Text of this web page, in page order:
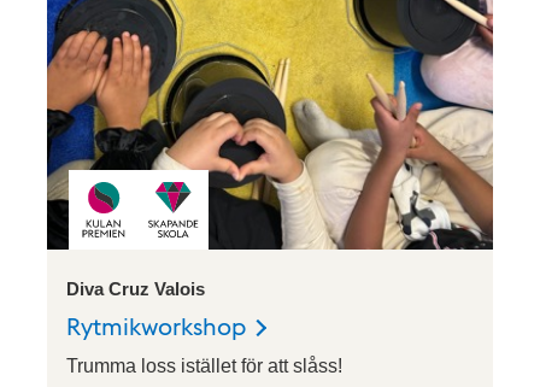
Diva Cruz Valois
Rytmikworkshop
Trumma loss istället för att slåss!